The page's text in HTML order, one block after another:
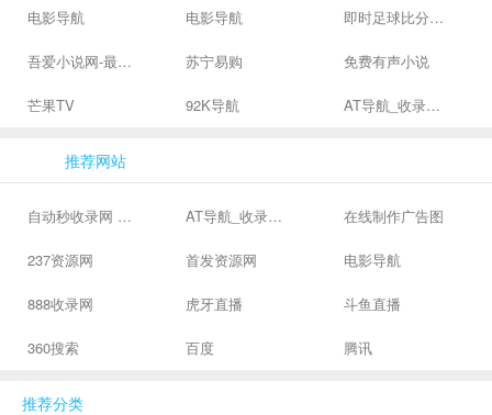
电影导航 电影导航 即时足球比分直播-精准赛程赛果及角球数查询 | 让足球滚一会
吾爱小说网-最新热门免费小说阅读 苏宁易购 免费有声小说
芒果TV 92K导航 AT导航_收录网_免费收录网站_自动收录网_秒收录
推荐网站
自动秒收录网 - 自动秒收录-网站收录-收录网站-网址收录-秒收录 AT导航_收录网_免费收录网站_自动收录网_秒收录 在线制作广告图
237资源网 首发资源网 电影导航
888收录网 虎牙直播 斗鱼直播
360搜索 百度 腾讯
推荐分类